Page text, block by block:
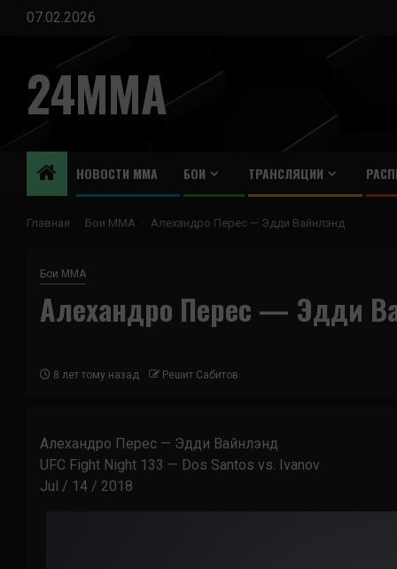
Перейти
содержимому
07.02.2026
24MMA
НОВОСТИ ММА БОИ ТРАНСЛЯЦИИ
Главная Бои ММА Алехандро Перес — Эдди Вайнлэнд
Бои ММА
Алехандро Перес — Эдди
8 лет тому назад Решит Сабитов
Алехандро Перес — Эдди Вайнлэнд
UFC Fight Night 133 — Dos Santos vs. Ivanov
Jul / 14 / 2018